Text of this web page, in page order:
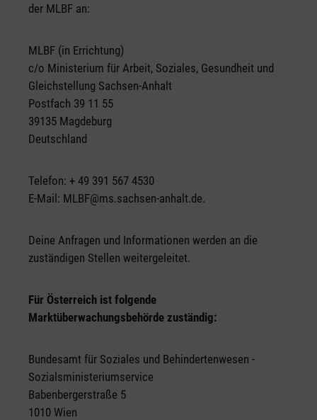
der MLBF an:
MLBF (in Errichtung)
c/o Ministerium für Arbeit, Soziales, Gesundheit und
Gleichstellung Sachsen-Anhalt
Postfach 39 11 55
39135 Magdeburg
Deutschland
Telefon: + 49 391 567 4530
E-Mail: MLBF@ms.sachsen-anhalt.de.
Deine Anfragen und Informationen werden an die
zuständigen Stellen weitergeleitet.
Für Österreich ist folgende
Marktüberwachungsbehörde zuständig:
Bundesamt für Soziales und Behindertenwesen -
Sozialsministeriumservice
Babenbergerstraße 5
1010 Wien